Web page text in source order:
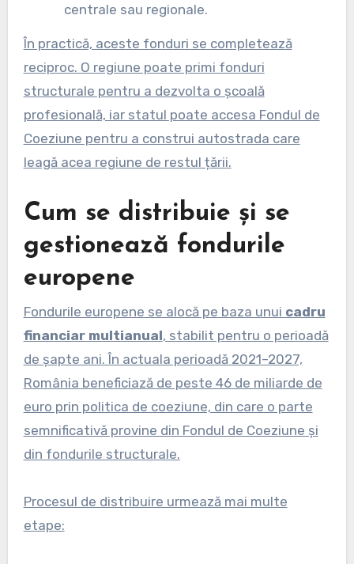
centrale sau regionale.
În practică, aceste fonduri se completează
reciproc. O regiune poate primi fonduri
structurale pentru a dezvolta o școală
profesională, iar statul poate accesa Fondul de
Coeziune pentru a construi autostrada care
leagă acea regiune de restul țării.
Cum se distribuie și se
gestionează fondurile
europene
Fondurile europene se alocă pe baza unui cadru
financiar multianual, stabilit pentru o perioadă
de șapte ani. În actuala perioadă 2021–2027,
România beneficiază de peste 46 de miliarde de
euro prin politica de coeziune, din care o parte
semnificativă provine din Fondul de Coeziune și
din fondurile structurale.
Procesul de distribuire urmează mai multe
etape: